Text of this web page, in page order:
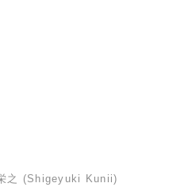
之 (Shigeyuki Kunii)